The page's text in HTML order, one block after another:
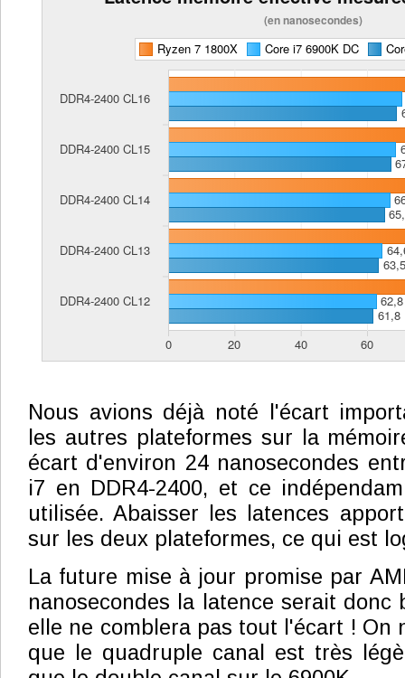
Nous avions déjà noté l'écart
les autres plateformes sur la
écart d'environ 24 nanosecondes
i7 en DDR4-2400, et ce
utilisée. Abaisser les latences
sur les deux plateformes, ce qui est
La future mise à jour promise par
nanosecondes la latence serait donc
elle ne comblera pas tout l'écart ! On
que le quadruple canal est très